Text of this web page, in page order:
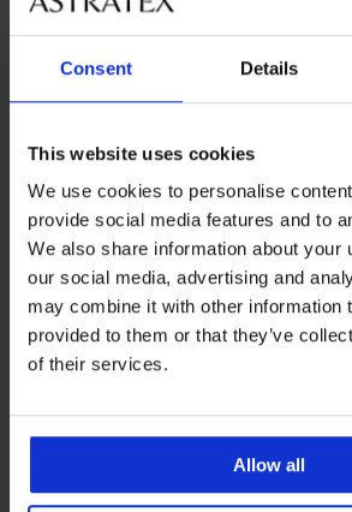
Consent Details
This website uses cookies
We use cookies to personalise
provide social media features and to
We also share information about your
our social media, advertising and
may combine it with other information
provided to them or that they’ve
of their services.
Allow all
Bandeau
73,99 €
-50%
Korting
20,00 €